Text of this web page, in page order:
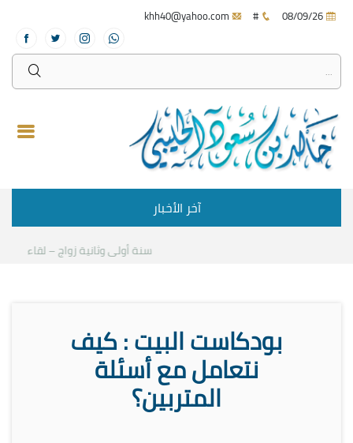
#
آخر الأخبار
سنة أولى وثانية زواج – لقاء مع
بودكاست البيت : كيف
نتعامل مع أسئلة
المتربين؟